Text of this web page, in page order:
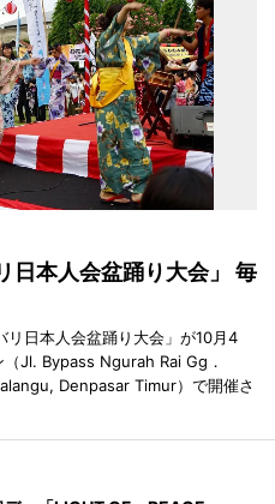
日本人会盆踊り大会」 毎
日本人会盆踊り大会」が10月4
Jl. Bypass Ngurah Rai Gg．
Denpasar Timur）で開催さ